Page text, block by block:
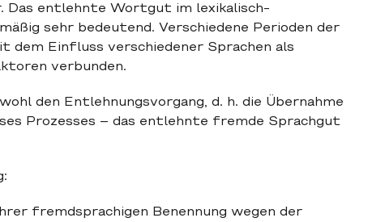
Das entlehnte Wortgut im lexikalisch-
sehr bedeutend. Verschiedene Perioden der
dem Einfluss verschiedener Sprachen als
verbunden.
den Entlehnungsvorgang, d. h. die Übernahme
Prozesses – das entlehnte fremde Sprachgut
fremdsprachigen Benennung wegen der